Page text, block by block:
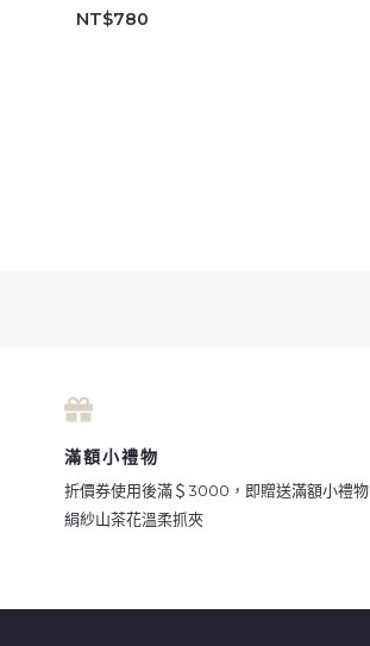
NT$780
滿額小禮物
折價券使用後滿＄3000，即贈送滿額小禮物
絹紗山茶花溫柔抓夾